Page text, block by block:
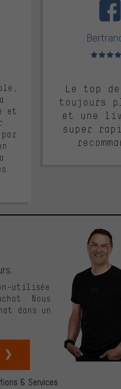
et
par
Note
Le top
toujours
et une
super
& Services
utilisée
Nous
dans un